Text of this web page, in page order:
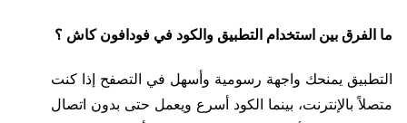
ما الفرق بين استخدام التطبيق والكود في فودافون كاش ؟
التطبيق يمنحك واجهة رسومية وأسهل في التصفح إذا كنت
متصلاً بالإنترنت، بينما الكود أسرع ويعمل حتى بدون اتصال